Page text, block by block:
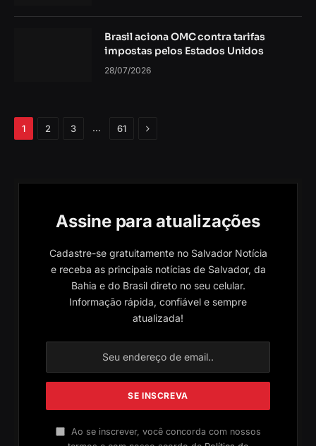
Brasil aciona OMC contra tarifas
impostas pelos Estados Unidos
28/07/2026
1 2 3 … 61 Próximo
Assine para atualizações
Cadastre-se gratuitamente no Salvador Notícia
e receba as principais notícias de Salvador, da
Bahia e do Brasil direto no seu celular.
Informação rápida, confiável e sempre
atualizada!
Ao se inscrever, você concorda com nossos